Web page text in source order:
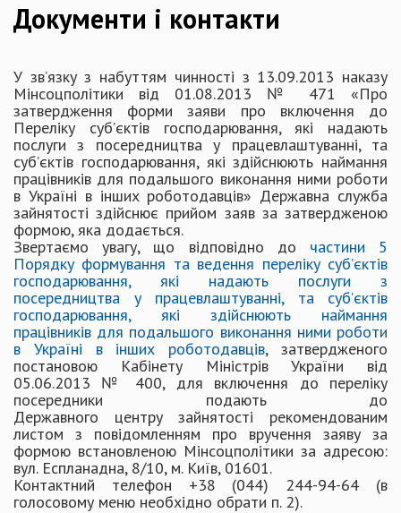
Документи і контакти
У зв’язку з набуттям чинності з 13.09.2013 наказу
Мінсоцполітики від 01.08.2013 № 471 «Про
затвердження форми заяви про включення до
Переліку суб’єктів господарювання, які надають
послуги з посередництва у працевлаштуванні, та
суб’єктів господарювання, які здійснюють наймання
працівників для подальшого виконання ними роботи
в Україні в інших роботодавців» Державна служба
зайнятості здійснює прийом заяв за затвердженою
формою, яка додається.
Звертаємо увагу, що відповідно до частини 5
Порядку формування та ведення переліку суб’єктів
господарювання, які надають послуги з
посередництва у працевлаштуванні, та суб’єктів
господарювання, які здійснюють наймання
працівників для подальшого виконання ними роботи
в Україні в інших роботодавців, затвердженого
постановою Кабінету Міністрів України від
05.06.2013 № 400, для включення до переліку
посередники подають до
Державного центру зайнятості рекомендованим
листом з повідомленням про вручення заяву за
формою встановленою Мінсоцполітики за адресою:
вул. Еспланадна, 8/10, м. Київ, 01601.
Контактний телефон +38 (044) 244-94-64 (в
голосовому меню необхідно обрати п. 2).